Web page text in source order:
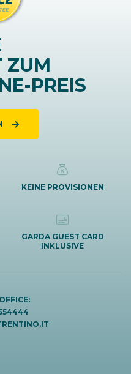
ZUM
PREIS
KEINE PROVISIONEN
GARDA GUEST CARD
INKLUSIVE